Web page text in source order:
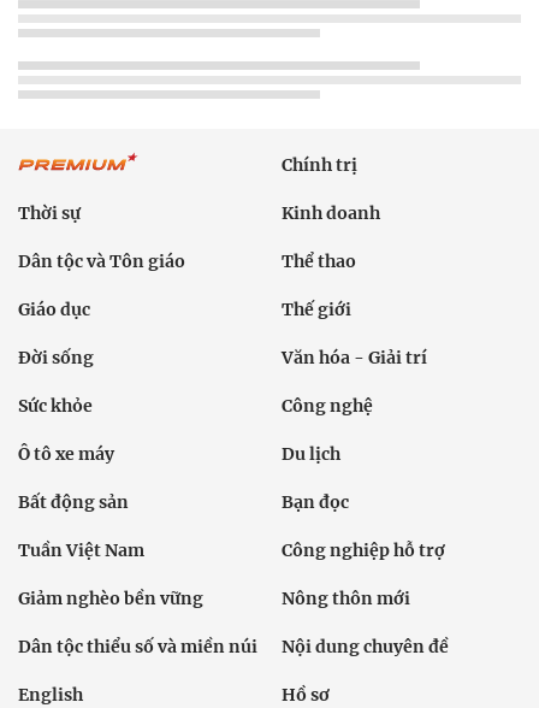
Chính trị
Thời sự Kinh doanh
Dân tộc và Tôn giáo Thể thao
Giáo dục Thế giới
Đời sống Văn hóa - Giải trí
Sức khỏe Công nghệ
Ô tô xe máy Du lịch
Bất động sản Bạn đọc
Tuần Việt Nam Công nghiệp hỗ trợ
Giảm nghèo bền vững Nông thôn mới
Dân tộc thiểu số và miền núi Nội dung chuyên đề
English Hồ sơ